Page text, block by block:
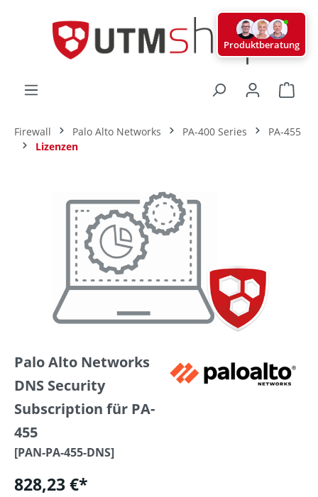
Firewall Palo Alto Networks PA-400 Series
PA-455
Lizenzen
Palo Alto Networks
DNS Security
Subscription für PA-
455
[PAN-PA-455-DNS]
828,23 €*
Produktberatung